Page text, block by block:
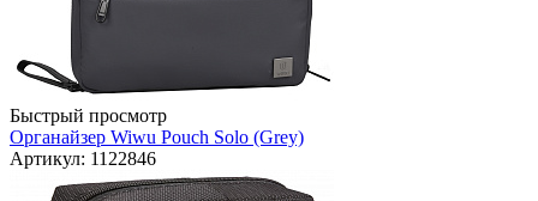
Быстрый просмотр
Органайзер Wiwu Pouch Solo (Grey)
Артикул: 1122846